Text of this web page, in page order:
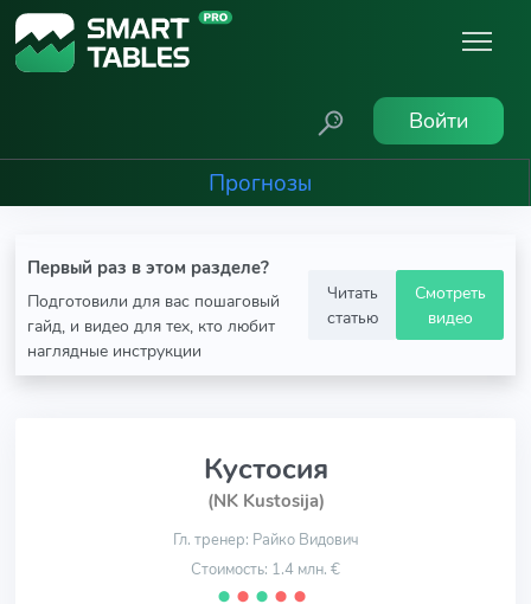
Войти
Прогнозы
Первый раз в этом разделе?
Подготовили для вас пошаговый
гайд, и видео для тех, кто любит
наглядные инструкции
Читать
статью
Смотреть
видео
Кустосия
(NK Kustosija)
Гл. тренер: Райко Видович
Стоимость: 1.4 млн. €
⬤ ⬤ ⬤ ⬤ ⬤